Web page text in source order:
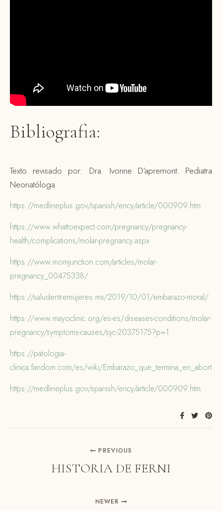
Bibliografia:
Texto revisado por: Dra. Ivonne D’apremont. Pediatra
Neonatóloga.
https://medlineplus.gov/spanish/ency/article/000909.htm
https://www.whattoexpect.com/pregnancy/pregnancy-
health/complications/molar-pregnancy.aspx
https://www.momjunction.com/articles/molar-
pregnancy_00475338/
https://saludentremujeres.mx/2019/10/01/embarazo-moral/
https://www.mayoclinic.org/es-es/diseases-conditions/molar-
pregnancy/symptoms-causes/syc-20375175?p=1
https://patologia-
clinica.fandom.com/es/wiki/Embarazo_que_termina_en_aborto
https://medlineplus.gov/spanish/ency/article/000909.htm
PREVIOUS
HISTORIA DE FERNI
NEWER